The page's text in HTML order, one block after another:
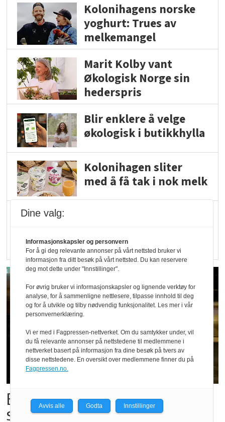
Kolonihagens norske
yoghurt: Trues av
melkemangel
Marit Kolby vant
Økologisk Norge sin
hederspris
Blir enklere å velge
økologisk i butikkhylla
Kolonihagen sliter
med å få tak i nok melk
det?
Bestillings-rush i foodora før
storkampen
Dine valg:
Informasjonskapsler og personvern
For å gi deg relevante annonser på vårt nettsted bruker vi
informasjon fra ditt besøk på vårt nettsted. Du kan reservere
deg mot dette under "Innstillinger".
For øvrig bruker vi informasjonskapsler og lignende verktøy for
analyse, for å sammenligne nettlesere, tilpasse innhold til deg
og for å utvikle og tilby nødvendig funksjonalitet. Les mer i vår
personvernerklæring.
Vi er med i Fagpressen-nettverket. Om du samtykker under, vil
du få relevante annonser på nettstedene til medlemmene i
nettverket basert på informasjon fra dine besøk på tvers av
disse nettstedene. En oversikt over medlemmene finner du på
Fagpressen.no.
Avvis alle Godta Innstillinger